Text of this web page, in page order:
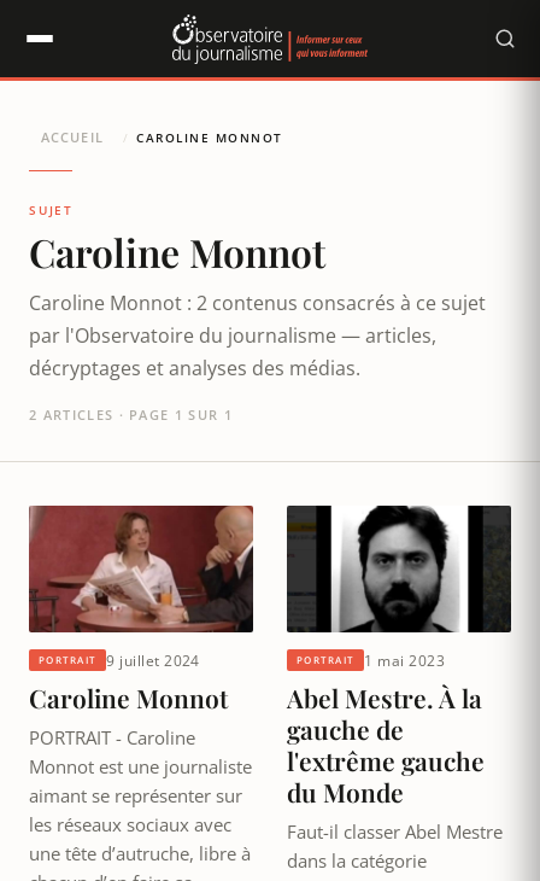
ACCUEIL / CAROLINE MONNOT
SUJET
Caroline Monnot
Caroline Monnot : 2 contenus consacrés à ce sujet
par l'Observatoire du journalisme — articles,
décryptages et analyses des médias.
2 ARTICLES · PAGE 1 SUR 1
PORTRAIT 9 juillet 2024
Caroline Monnot
PORTRAIT - Caroline
Monnot est une journaliste
aimant se représenter sur
les réseaux sociaux avec
une tête d’autruche, libre à
PORTRAIT 1 mai 2023
Abel Mestre. À la
gauche de
l'extrême gauche
du Monde
Faut-il classer Abel Mestre
dans la catégorie
Panneau de gestion des cookies